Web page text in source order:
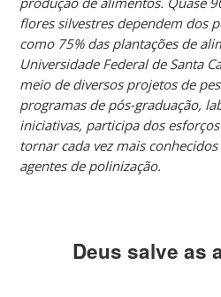
flores silvestres dependem dos
como 75% das plantações de
Universidade Federal de Santa
meio de diversos projetos de
programas de pós-graduação,
iniciativas, participa dos
tornar cada vez mais
agentes de polinização.
Deus salve as